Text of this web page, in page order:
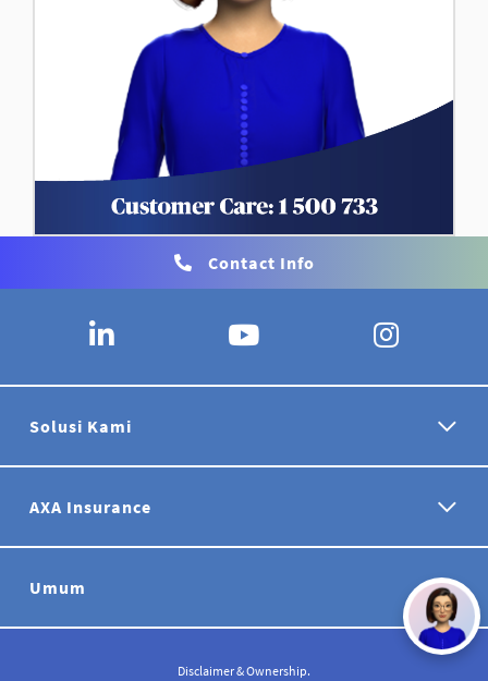
Contact Info
Solusi Kami
AXA Insurance
Umum
Disclaimer & Ownership.